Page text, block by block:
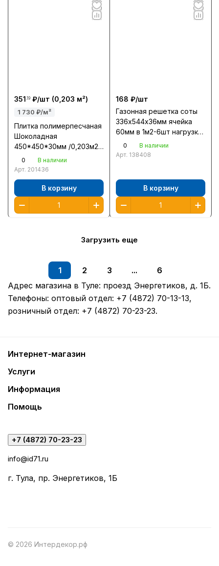
351.19 ₽/шт (0,203 м²)
1 730 ₽/м²
Плитка полимерпесчаная
Шоколадная
450*450*30мм /0,203м2
шт/
0
В наличии
Арт. 201436
В корзину
168 ₽/шт
Газонная решетка соты
336х544х36мм ячейка
60мм в 1м2-6шт нагрузка
200тн/м2
0
В наличии
Арт. 138408
В корзину
Загрузить еще
1 2 3 ...
6
Адрес магазина в Туле: проезд Энергетиков, д. 1Б.
Телефоны: оптовый отдел: +7 (4872) 70-13-13,
розничный отдел: +7 (4872) 70-23-23.
Интернет-магазин
Услуги
Информация
Помощь
+7 (4872) 70-23-23
info@id71.ru
г. Тула, пр. Энергетиков, 1Б
© 2026 Интердекор.рф